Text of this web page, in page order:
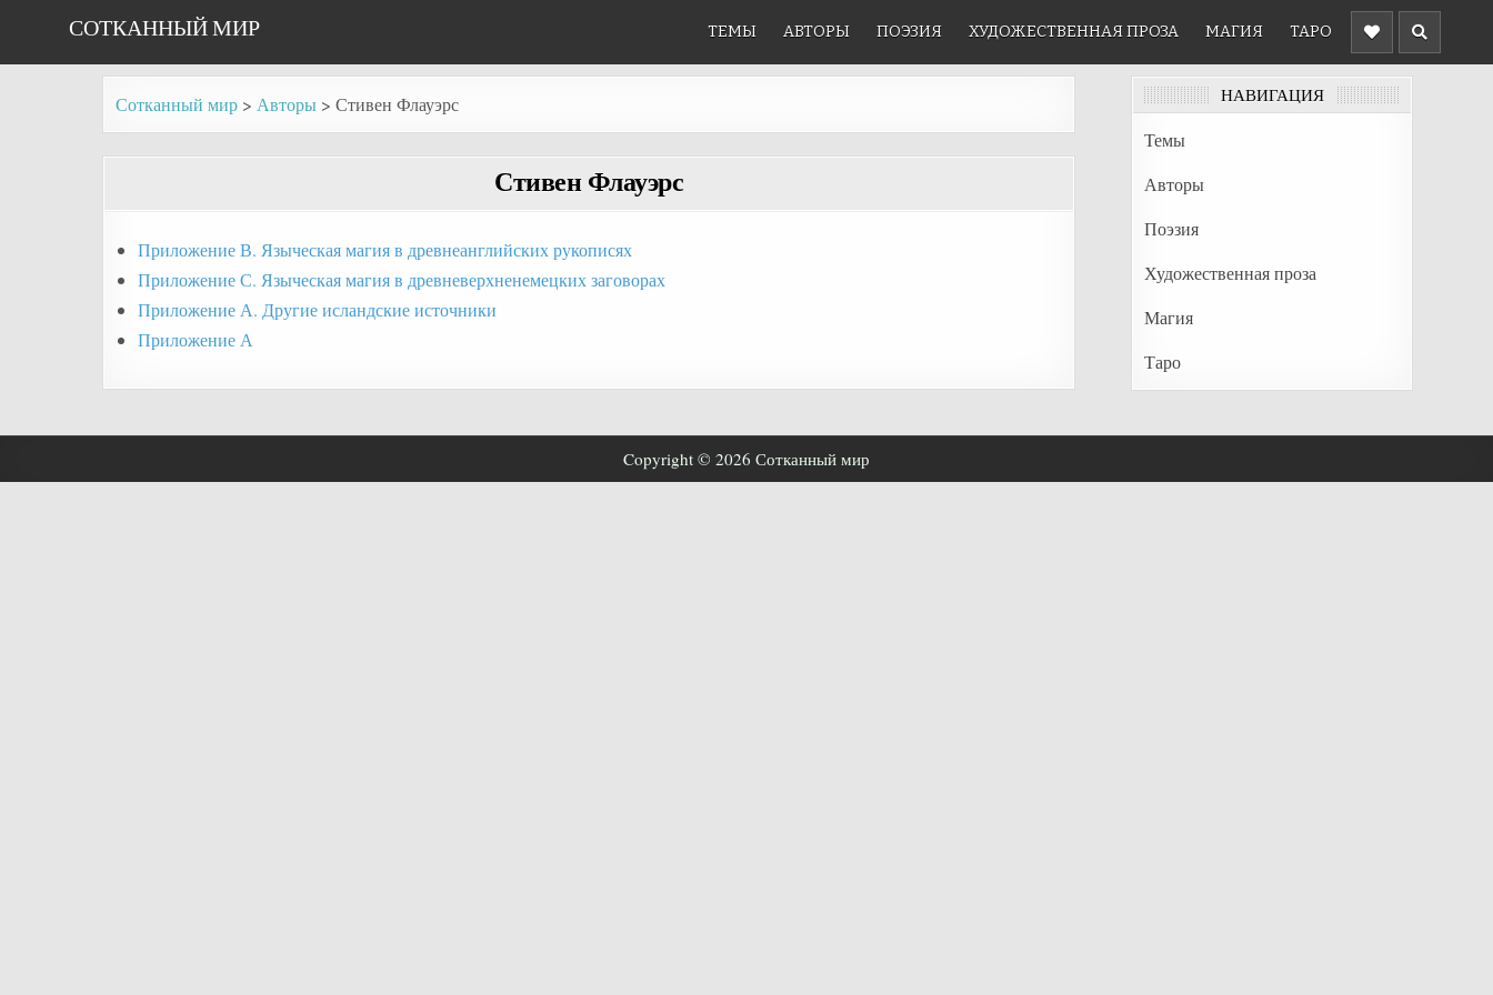
СОТКАННЫЙ МИР ТЕМЫ АВТОРЫ ПОЭЗИЯ ХУДОЖЕСТВЕННАЯ ПРОЗА МАГИЯ ТАРО
Сотканный мир > Авторы > Стивен Флауэрс
Стивен Флауэрс
Приложение В. Языческая магия в древнеанглийских рукописях
Приложение С. Языческая магия в древневерхненемецких заговорах
Приложение А. Другие исландские источники
Приложение А
НАВИГАЦИЯ
Темы
Авторы
Поэзия
Художественная проза
Магия
Таро
Copyright © 2026 Сотканный мир